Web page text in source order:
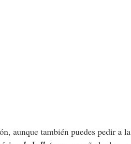
aunque también puedes pedir a la